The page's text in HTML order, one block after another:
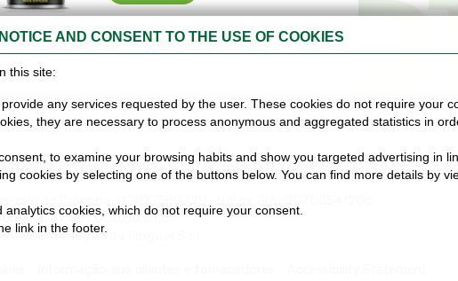
n. 4 – 40050 Funo di Argelato (BO)
€ 27.867.000,00 € i.d.
coordenação da Fingual S.r.l.
AND CONSENT TO THE USE OF COOKIES
this site:
any services requested by the user. These cookies do not require your
they are necessary to process anonymous and aggregated statistics in
to examine your browsing habits and show you targeted advertising in
cookies by selecting one of the buttons below. You can find more details by
cookies, which do not require your consent.
link in the footer.